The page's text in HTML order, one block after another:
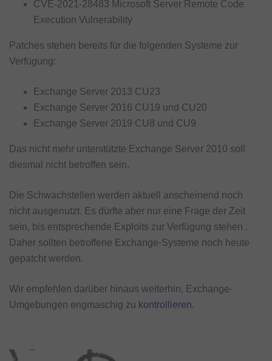
CVE-2021-28483 Microsoft Server Remote Code
Execution Vulnerability
Patches stehen bereits für die folgenden Systeme zur
Verfügung:
Exchange Server 2013 CU23
Exchange Server 2016 CU19 und CU20
Exchange Server 2019 CU8 und CU9
Das nicht mehr unterstützte Exchange Server 2010 soll
diesmal nicht betroffen sein.
Die Schwachstellen werden aktuell anscheinend noch
nicht ausgenutzt. Es dürfte aber nur eine Frage der Zeit
sein, bis entsprechende Exploits zur Verfügung stehen .
Daher sollten betroffene Exchange-Systeme noch heute
gepatcht werden.
Wir empfehlen darüber hinaus weiterhin, Exchange-
Umgebungen engmaschig zu kontrollieren.